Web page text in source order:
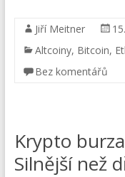
Jiří Meitner
Altcoiny, Bitcoin,
Bez komentářů
Krypto
Silnější než